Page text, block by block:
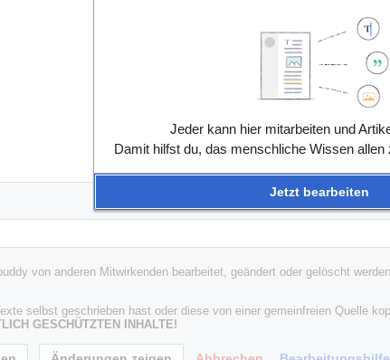
von anderen Mitwirkenden bearbeitet, geändert oder gelöscht
selbst geschrieben hast oder diese von einer gemeinfreien Quelle
GESCHÜTZTEN INHALTE!
Jeder kann hier mitarbeiten und
Damit hilfst du, das menschliche Wissen
Jetzt bearbeiten